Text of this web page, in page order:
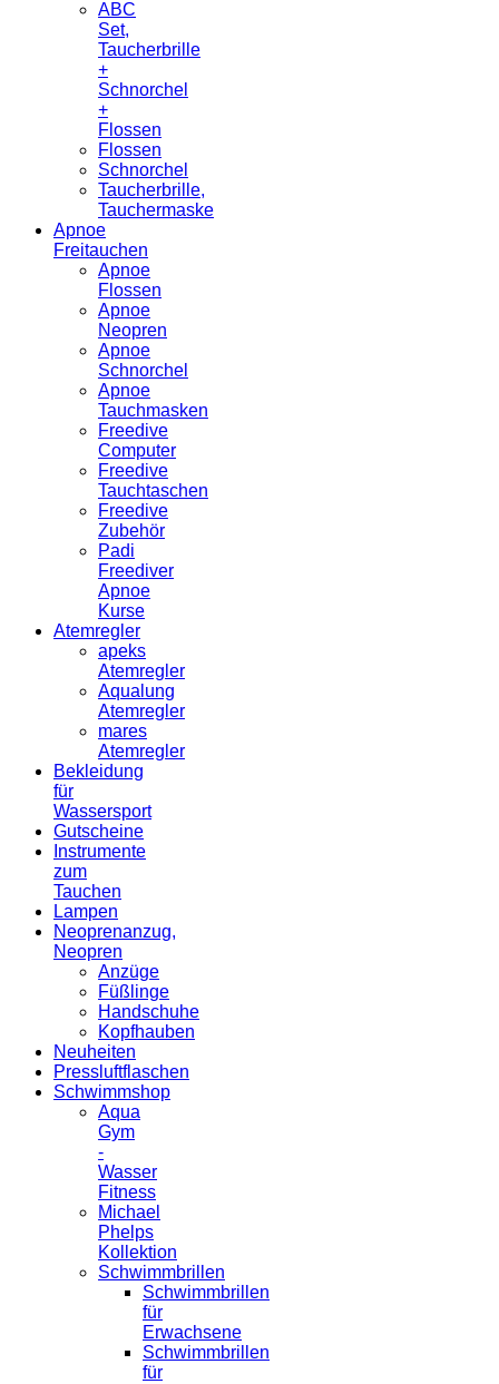
ABC
Set,
Taucherbrille
+
Schnorchel
+
Flossen
Flossen
Schnorchel
Taucherbrille,
Tauchermaske
Apnoe
Freitauchen
Apnoe
Flossen
Apnoe
Neopren
Apnoe
Schnorchel
Apnoe
Tauchmasken
Freedive
Computer
Freedive
Tauchtaschen
Freedive
Zubehör
Padi
Freediver
Apnoe
Kurse
Atemregler
apeks
Atemregler
Aqualung
Atemregler
mares
Atemregler
Bekleidung
für
Wassersport
Gutscheine
Instrumente
zum
Tauchen
Lampen
Neoprenanzug,
Neopren
Anzüge
Füßlinge
Handschuhe
Kopfhauben
Neuheiten
Pressluftflaschen
Schwimmshop
Aqua
Gym
-
Wasser
Fitness
Michael
Phelps
Kollektion
Schwimmbrillen
Schwimmbrillen
für
Erwachsene
Schwimmbrillen
für